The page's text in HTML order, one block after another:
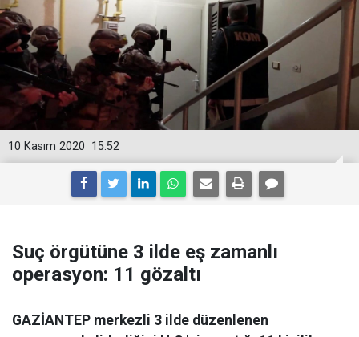
15:52
10 Kasım 2020
Suç örgütüne 3 ilde eş zamanlı
operasyon: 11 gözaltı
GAZİANTEP merkezli 3 ilde düzenlenen